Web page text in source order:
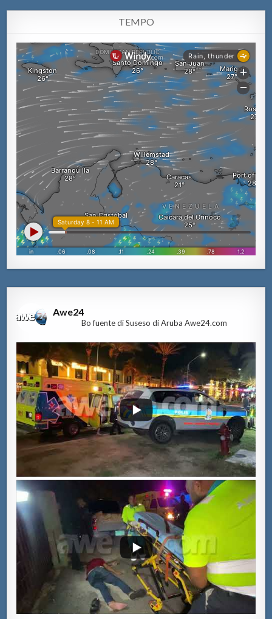
TEMPO
Awe24
Bo fuente di Suseso di Aruba Awe24.com